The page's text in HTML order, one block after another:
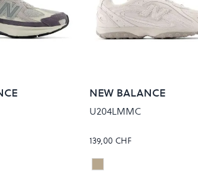
SEA SALT
NEW BALANCE
U204LMMC
139,00 CHF
Colour
Beige